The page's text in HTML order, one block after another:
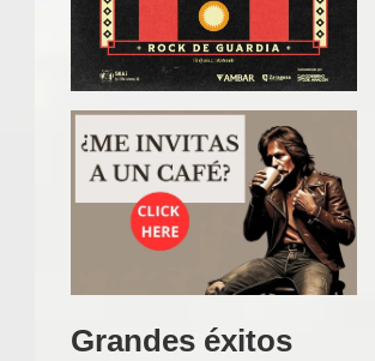
Grandes éxitos